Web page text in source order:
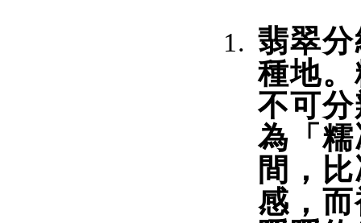
翡翠
種地
不可
為「
間，
感，